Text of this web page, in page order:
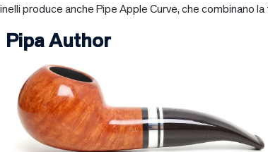
produce anche Pipe Apple Curve, che combinano
Pipa Author